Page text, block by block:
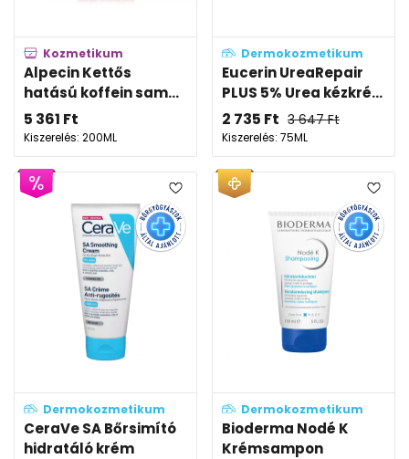
Kozmetikum
Alpecin Kettős
hatású koffein sam...
5 361 Ft
Kiszerelés: 200ML
Dermokozmetikum
Eucerin UreaRepair
PLUS 5% Urea kézkré...
2 735 Ft 3 647Ft
Kiszerelés: 75ML
Dermokozmetikum
CeraVe SA Bőrsimító
hidratáló krém
Dermokozmetikum
Bioderma Nodé K
Krémsampon